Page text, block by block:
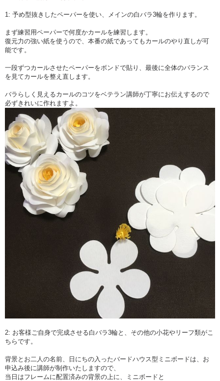
幸せのキーカラー、サムシングブルーや爽やかなメロンカラーをアクセ
ントに
清楚でありながらも華やかなウェディングボードで、ゲストを気持ちよ
く
レンガ調に加工したペーパーやメディウムを使ったニュアンスある背景
を使い、
「Being there for each other」（共に支え合って）のフレーズとお二人の
お名前、お式の日が書かれたバードハウス型のミニボードを設置。
ウェルカムの文字はないので、お式の後は新居のインテリアとして
違和感なく長く飾っていただけます。
＊＊＊ 出来上がりサイズその他 ＊＊＊
本体サイズ：A4
額縁サイズ：縦横362mm×275mm
作品の厚み：最厚の部分でおよそ40mm程度
額脚なしのため、お客様でイーゼルのご用意が必要です。
額裏に吊り紐フック付きです。
1: 予め型抜きしたペーパーを使い、メインの白バラ3輪を作ります。
まず練習用ペーパーで何度かカールを練習します。
復元力の強い紙を使うので、本番の紙であってもカールのやり直しが可
能です。
一段ずつカールさせたペーパーをボンドで貼り、最後に全体のバランス
を見てカールを整え直します。
バラらしく見えるカールのコツをベテラン講師が丁寧にお伝えするので
必ずきれいに作れますよ。
2: お客様ご自身で完成させる白バラ3輪と、その他の小花やリーフ類がこ
ちらです。
背景とお二人の名前、日にちの入ったバードハウス型ミニボードは、お
申込み後に講師が制作いたしますので、
当日はフレームに配置済みの背景の上に、ミニボードと